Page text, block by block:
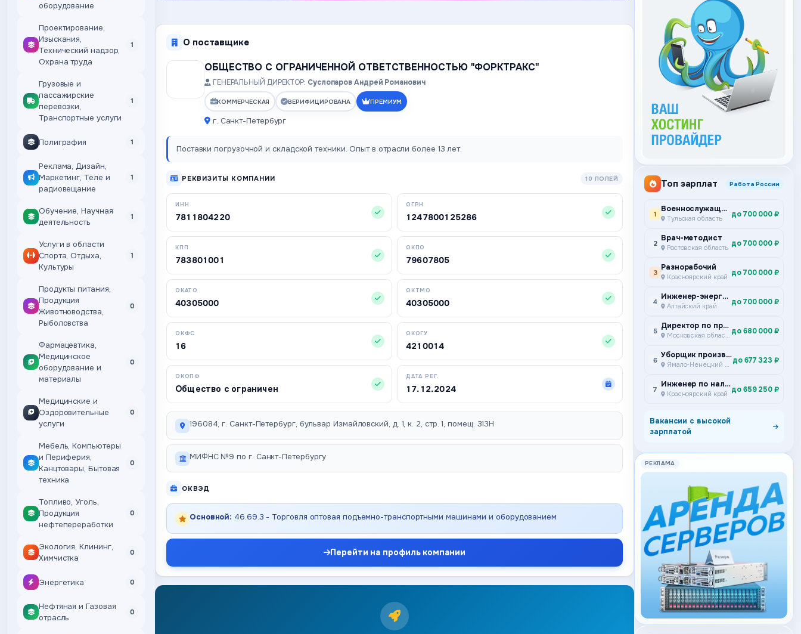
оборудование
Проектирование,
Изыскания,
Технический надзор,
Охрана труда
1
Грузовые и
пассажирские
перевозки,
Транспортные услуги
1
Полиграфия 1
Реклама, Дизайн,
Маркетинг, Теле и
радиовещание
1
Обучение, Научная
деятельность
1
Услуги в области
Спорта, Отдыха,
Культуры
1
Продукты питания,
Продукция
Животноводства,
Рыболовства
0
Фармацевтика,
Медицинское
оборудование и
материалы
0
Медицинские и
Оздоровительные
услуги
0
Мебель, Компьютеры
и Периферия,
Канцтовары, Бытовая
техника
0
Топливо, Уголь,
Продукция
нефтепереработки
0
Экология, Клининг,
Химчистка
0
Энергетика 0
Нефтяная и Газовая
отрасль
0
О поставщике
ОБЩЕСТВО С ОГРАНИЧЕННОЙ ОТВЕТСТВЕННОСТЬЮ "ФОРКТРАКС"
ГЕНЕРАЛЬНЫЙ ДИРЕКТОР: Суслопаров Андрей Романович
КОММЕРЧЕСКАЯ ВЕРИФИЦИРОВАНА ПРЕМИУМ
г. Санкт-Петербург
Поставки погрузочной и складской техники. Опыт в отрасли более 13 лет.
РЕКВИЗИТЫ КОМПАНИИ 10 ПОЛЕЙ
ИНН
7811804220
ОГРН
1247800125286
КПП
783801001
ОКПО
79607805
ОКАТО
40305000
ОКТМО
40305000
ОКФС
16
ОКОГУ
4210014
ОКОПФ
Общество с ограничен
ДАТА РЕГ.
17.12.2024
196084, г. Санкт-Петербург, бульвар Измайловский, д. 1, к. 2, стр. 1, помещ. 313Н
МИФНС №9 по г. Санкт-Петербургу
ОКВЭД
Основной: 46.69.3 - Торговля оптовая подъемно-транспортными машинами и оборудованием
Перейти на профиль компании
Топ зарплат Работа России
1
Военнослужащий по контракту
Тульская область до 700 000 ₽
2
Врач-методист
Ростовская область до 700 000 ₽
3
Разнорабочий
Красноярский край до 700 000 ₽
4
Инженер-энергетик
Алтайский край до 700 000 ₽
5
Директор по производству
Московская область до 680 000 ₽
6
Уборщик производственных и служебных помещений
Ямало-Ненецкий автономный округ до 677 323 ₽
7
Инженер по наладке и испытаниям Подземный участок ремонта и сервисного обслуживания самоходного дизельного оборудования Специализированное предприятие горной техники
Красноярский край до 659 250 ₽
Вакансии с высокой
зарплатой
РЕКЛАМА